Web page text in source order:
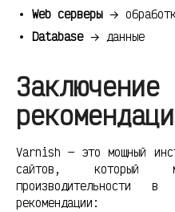
Web серверы→
Database→ данные
Заключение
Varnish — это мощный
сайтов, который
производительности
рекомендации: